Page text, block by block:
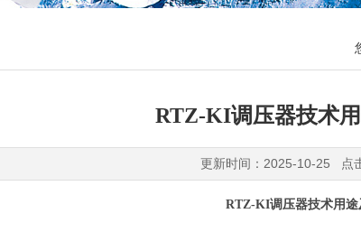
RTZ-KI调压器技术
更新时间：2025-10-25 点
RTZ-KI调压器技术用途